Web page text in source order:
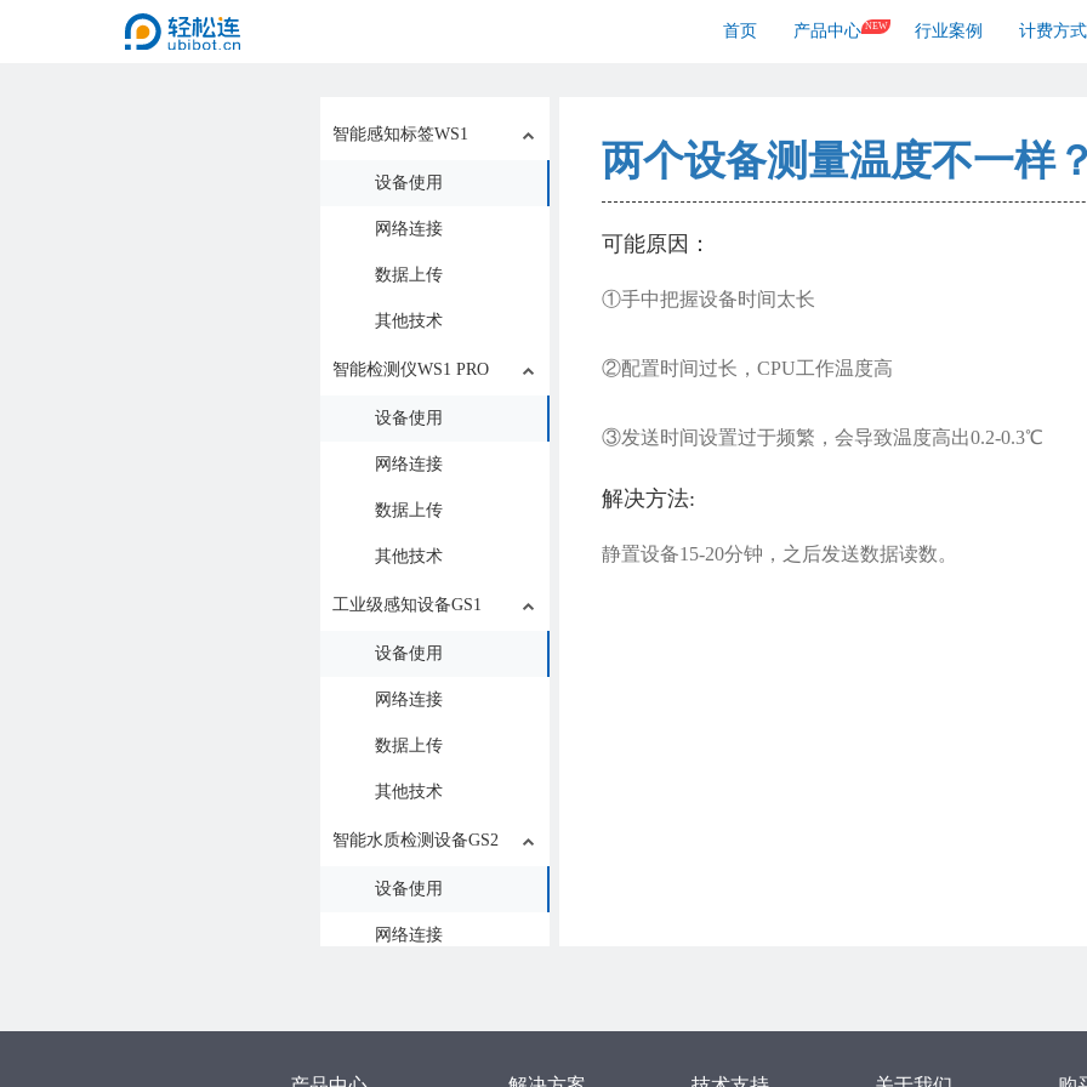
首页 产品中心 NEW 行业案例 计费方式
智能感知标签WS1
设备使用
网络连接
数据上传
其他技术
智能检测仪WS1 PRO
设备使用
网络连接
数据上传
其他技术
工业级感知设备GS1
设备使用
网络连接
数据上传
其他技术
智能水质检测设备GS2
设备使用
网络连接
其他技术
无线红外探测器MS1
两个设备测量温度不一样
可能原因：
①手中把握设备时间太长
②配置时间过长，CPU工作温度高
③发送时间设置过于频繁，会导致温度高出0.2-0.3℃
解决方法:
静置设备15-20分钟，之后发送数据读数。